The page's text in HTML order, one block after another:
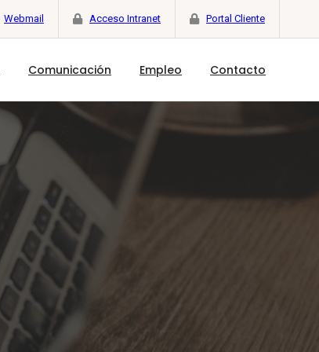
Webmail Acceso Intranet Portal Cliente
Comunicación Empleo Contacto